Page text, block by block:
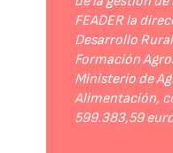
FEADER la
Desarrollo
Formación
Ministerio de
Alimentación,
599.383,59